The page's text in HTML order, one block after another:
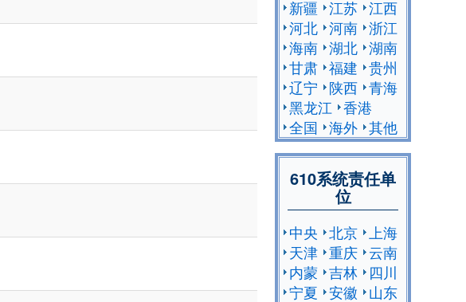
新疆 江苏 江西
河北 河南 浙江
海南 湖北 湖南
甘肃 福建 贵州
辽宁
陕西 青海
黑龙江 香港
全国 海外 其他
610系统责任单
位
中央 北京
上海
天津 重庆 云南
内蒙 吉林
四川
宁夏 安徽
山东